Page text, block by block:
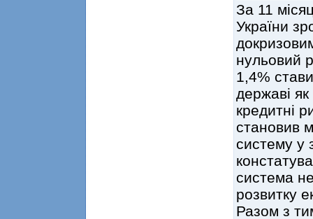
За 11
України
нульовий
1,4%
державі
кредитні
становив
систему у
система
розвитку
Разом з